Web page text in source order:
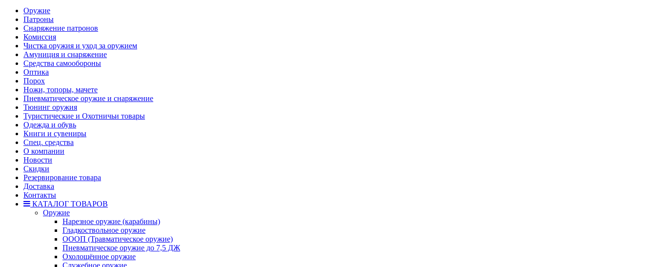
Оружие
Патроны
Снаряжение патронов
Комиссия
Чистка оружия и уход за оружием
Амуниция и снаряжение
Средства самообороны
Оптика
Порох
Ножи, топоры, мачете
Пневматическое оружие и снаряжение
Тюнинг оружия
Туристические и Охотничьи товары
Одежда и обувь
Книги и сувениры
Спец. средства
О компании
Новости
Скидки
Резервирование товара
Доставка
Контакты
КАТАЛОГ ТОВАРОВ
Оружие
Нарезное оружие (карабины)
Гладкоствольное оружие
ОООП (Травматическое оружие)
Пневматическое оружие до 7,5 ДЖ
Охолощённое оружие
Служебное оружие